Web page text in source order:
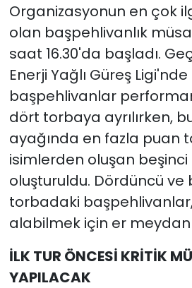
Organizasyonun en çok
olan başpehlivanlık
saat 16.30'da başladı.
Enerji Yağlı Güreş
başpehlivanlar
dört torbaya ayrılırken,
ayağında en fazla puan
isimlerden oluşan
oluşturuldu. Dördüncü ve
torbadaki
alabilmek için er
İLK TUR ÖNCESİ KRİTİK
YAPILACAK